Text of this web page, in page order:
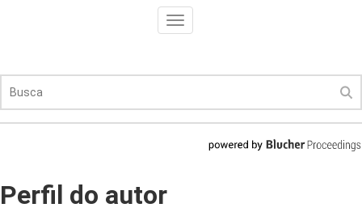
Toggle
navigation
Perfil do autor